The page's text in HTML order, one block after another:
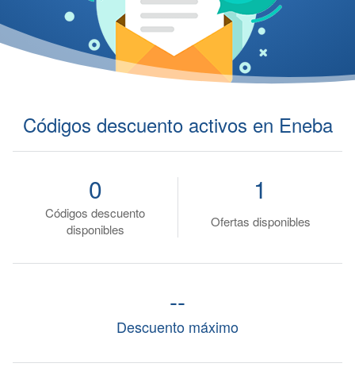
Códigos descuento activos en Eneba
Códigos descuento
disponibles
0
Ofertas disponibles
1
Descuento máximo
--